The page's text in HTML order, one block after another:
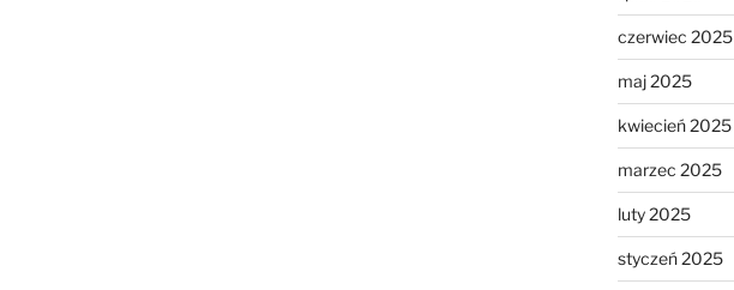
czerwiec 2025
maj 2025
kwiecień 2025
marzec 2025
luty 2025
styczeń 2025